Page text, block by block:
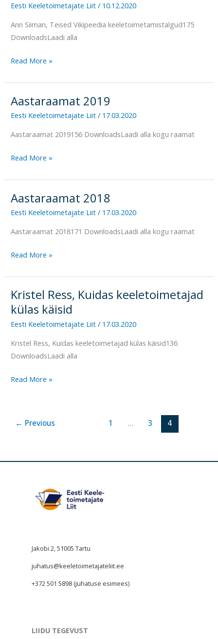
Eesti Keeletoimetajate Liit/ 10.12.2020
Ann Siiman, Teised Vikipeedia keeletoimetamistalgud175
DownloadsLaadi alla
keeletoimetamistalgud
Read More »
Aastaraamat 2019
Eesti Keeletoimetajate Liit/ 17.03.2020
Aastaraamat 2019156 DownloadsLaadi alla kogu raamat
Aastaraamat
2019
Read More »
Aastaraamat 2018
Eesti Keeletoimetajate Liit/ 17.03.2020
Aastaraamat 2018171 DownloadsLaadi alla kogu raamat
Aastaraamat
2018
Read More »
Kristel Ress, Kuidas keeletoimetajad
külas käisid
Eesti Keeletoimetajate Liit/ 17.03.2020
Kristel Ress, Kuidas keeletoimetajad külas käisid136
DownloadsLaadi alla
Kristel
Ress,
külas
käisid
Read More »
← Previous 1 … 3 4
Jakobi 2, 51005 Tartu
juhatus@keeletoimetajateliit.ee
+372 501 5898 (juhatuse esimees)
LIIDU TEGEVUST